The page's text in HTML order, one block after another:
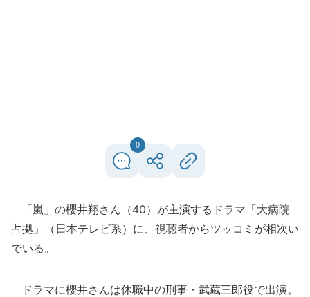
0
「嵐」の櫻井翔さん（40）が主演するドラマ「大病院
占拠」（日本テレビ系）に、視聴者からツッコミが相次い
でいる。
ドラマに櫻井さんは休職中の刑事・武蔵三郎役で出演。